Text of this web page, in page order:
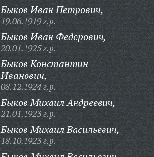
Быков Иван Петрович,
19.06.1919 г.р.
Быков Иван Федорович,
20.01.1925 г.р.
Быков Константин
Иванович,
08.12.1924 г.р.
Быков Михаил Андреевич,
21.01.1923 г.р.
Быков Михаил Васильевич,
18.10.1923 г.р.